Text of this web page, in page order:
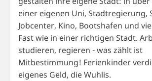
einer eigenen Uni, Stadtregierung,
Jobcenter, Kino, Bootshafen und
Fast wie in einer richtigen Stadt.
studieren, regieren - was zählt ist
Mitbestimmung! Ferienkinder
eigenes Geld, die Wuhlis.